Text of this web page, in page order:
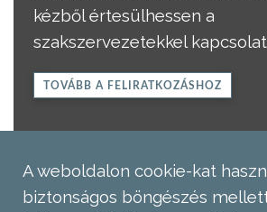
kézből értesülhessen a
szakszervezetekkel
TOVÁBB A FELIRATKOZÁSHOZ
A weboldalon cookie-kat
biztonságos böngészés